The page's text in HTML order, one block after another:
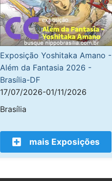
Exposição Yoshitaka Amano -
Além da Fantasia 2026 -
Brasília-DF
17/07/2026-01/11/2026
Brasília
mais Exposições